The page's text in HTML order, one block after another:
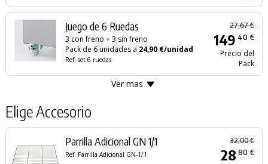
Juego de 6 Ruedas
3 con freno + 3 sin freno
Pack de 6 unidades a 24,90 €/unidad
Ref. set 6 ruedas
27,67 €
149 40 €
Precio del
Pack
Ver mas
Elige Accesorio
Parrilla Adicional GN 1/1
Ref. Parrilla Adicional GN-1/1
32,00 €
28 80 €